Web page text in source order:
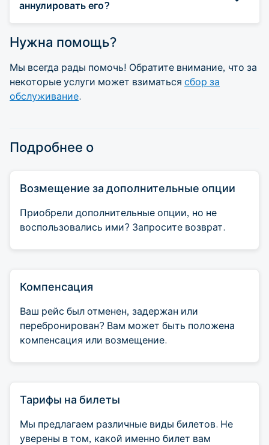
аннулировать его?
Нужна помощь?
Мы всегда рады помочь! Обратите внимание, что за
некоторые услуги может взиматься сбор за
обслуживание.
Подробнее о
Возмещение за дополнительные опции
Приобрели дополнительные опции, но не
воспользовались ими? Запросите возврат.
Компенсация
Ваш рейс был отменен, задержан или
перебронирован? Вам может быть положена
компенсация или возмещение.
Тарифы на билеты
Мы предлагаем различные виды билетов. Не
уверены в том, какой именно билет вам